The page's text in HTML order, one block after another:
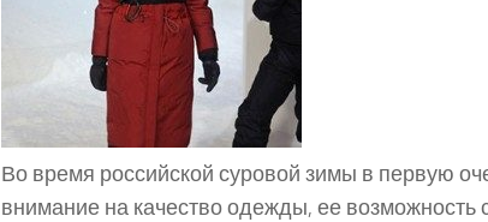
Во время российской суровой зимы в первую
внимание на качество одежды, ее возможность